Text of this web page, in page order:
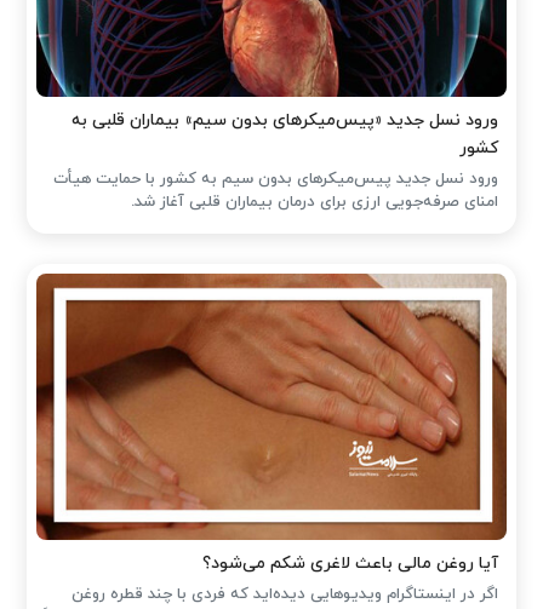
ورود نسل جدید «پیس‌میکرهای بدون سیم» بیماران قلبی به
کشور
ورود نسل جدید پیس‌میکرهای بدون سیم به کشور با حمایت هیأت
امنای صرفه‌جویی ارزی برای درمان بیماران قلبی آغاز شد.
آیا روغن مالی باعث لاغری شکم می‌شود؟
اگر در اینستاگرام ویدیوهایی دیده‌اید که فردی با چند قطره روغن